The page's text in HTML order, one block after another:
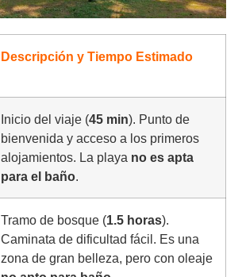
Descripción y Tiempo Estimado
Inicio del viaje (45 min). Punto de
bienvenida y acceso a los primeros
alojamientos. La playa no es apta
para el baño.
Tramo de bosque (1.5 horas).
Caminata de dificultad fácil. Es una
zona de gran belleza, pero con oleaje